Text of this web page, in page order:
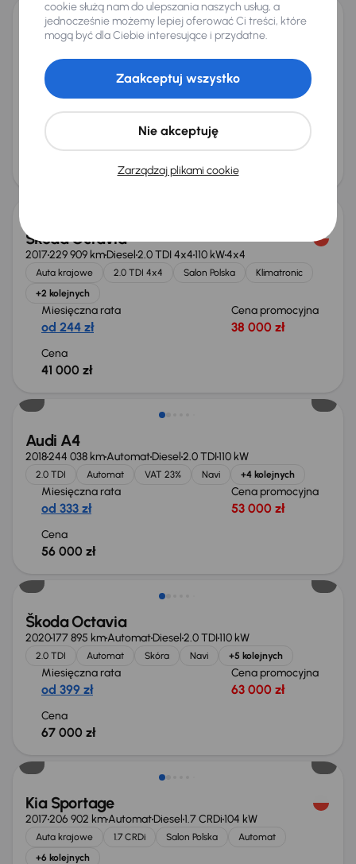
Opel Insignia
Auta krajowe 1.6 CDTI
+4 kolejnych
Miesięczna rata
od 286 zł
Cena promocyjna
Cena
Škoda Octavia
2017229 909 kmDiesel2.0 TDI 4x4110 kW4x4
Auta krajowe 2.0 TDI 4x4 Salon Polska
Klimatronic
+2 kolejnych
Miesięczna rata
od 244 zł
Cena promocyjna
38 000 zł
Cena
41 000 zł
Audi A4
2018244 038 kmAutomatDiesel2.0 TDI110 kW
2.0 TDI Automat VAT 23% Navi +4 kolejnych
Miesięczna rata
od 333 zł
Cena promocyjna
53 000 zł
Cena
56 000 zł
Škoda Octavia
2020177 895 kmAutomatDiesel2.0 TDI110 kW
2.0 TDI Automat Skóra Navi +5 kolejnych
Miesięczna rata
od 399 zł
Cena promocyjna
63 000 zł
Cena
67 000 zł
Kia Sportage
2017206 902 kmAutomatDiesel1.7 CRDi104 kW
Auta krajowe 1.7 CRDi Salon Polska
Automat
+6 kolejnych
cookie służą nam do ulepszania naszych usług, a
jednocześnie możemy lepiej oferować Ci treści, które
mogą być dla Ciebie interesujące i przydatne.
Zarządzaj plikami cookie
Nie akceptuję
Zaakceptuj wszystko